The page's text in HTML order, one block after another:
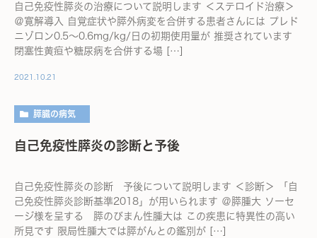
自己免疫性膵炎の治療について説明します ＜ステロイド治療＞
＠寛解導入 自覚症状や膵外病変を合併する患者さんには プレド
ニゾロン0.5～0.6mg/kg/日の初期使用量が 推奨されています
閉塞性黄疸や糖尿病を合併する場 […]
2021.10.21
膵臓の病気
自己免疫性膵炎の診断と予後
自己免疫性膵炎の診断 予後について説明します ＜診断＞ 「自
己免疫性膵炎診断基準2018」が用いられます ＠膵腫大 ソーセ
ージ様を呈する 膵のびまん性腫大は この疾患に特異性の高い
所見です 限局性腫大では膵がんとの鑑別が […]